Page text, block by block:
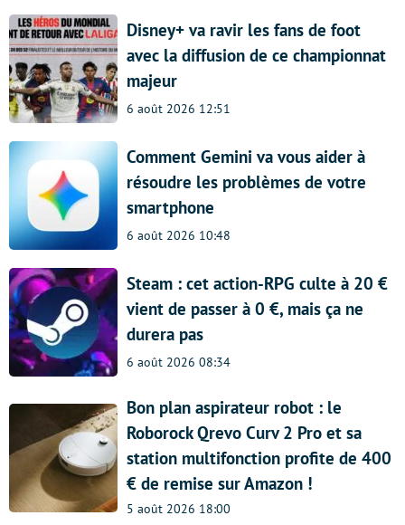
Disney+ va ravir les fans de foot
avec la diffusion de ce championnat
majeur
6 août 2026 12:51
Comment Gemini va vous aider à
résoudre les problèmes de votre
smartphone
6 août 2026 10:48
Steam : cet action-RPG culte à 20 €
vient de passer à 0 €, mais ça ne
durera pas
6 août 2026 08:34
Bon plan aspirateur robot : le
Roborock Qrevo Curv 2 Pro et sa
station multifonction profite de 400
€ de remise sur Amazon !
5 août 2026 18:00